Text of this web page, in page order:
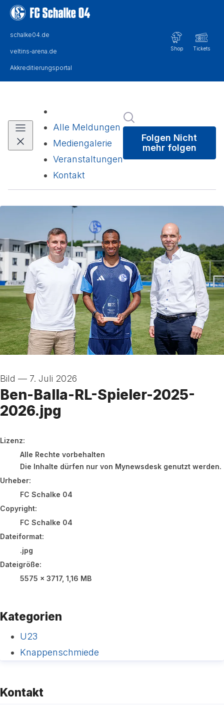
Alle Meldungen
Mediengalerie
Veranstaltungen
Kontakt
Folgen Nicht
mehr folgen
Bild — 7. Juli 2026
Ben-Balla-RL-Spieler-2025-
2026.jpg
FC Schalke 04
Lizenz:
Alle Rechte vorbehalten
Die Inhalte dürfen nur von Mynewsdesk genutzt
Urheber:
FC Schalke 04
Copyright:
FC Schalke 04
Dateiformat:
.jpg
Dateigröße:
5575 x 3717, 1,16 MB
Kategorien
U23
Knappenschmiede
Kontakt